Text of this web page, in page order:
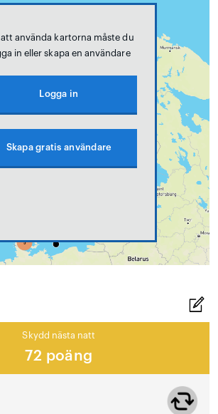
att använda kartorna måste du
in eller skapa en användare
Logga in
Skapa gratis användare
Skydd nästa natt
72 poäng